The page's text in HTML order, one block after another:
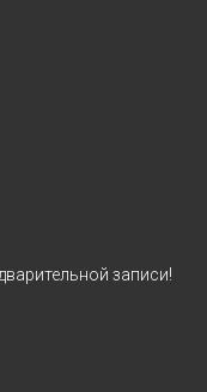
записи!